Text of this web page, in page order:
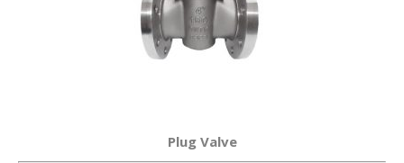
Plug Valve